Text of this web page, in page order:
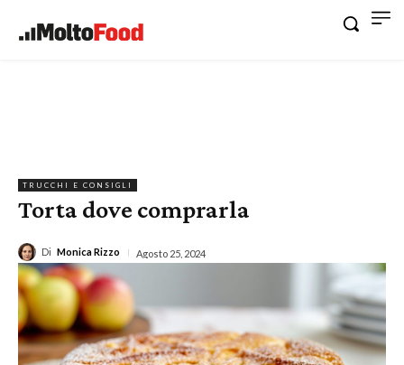
TRUCCHI E CONSIGLI
Torta dove comprarla
Di Monica Rizzo Agosto 25, 2024